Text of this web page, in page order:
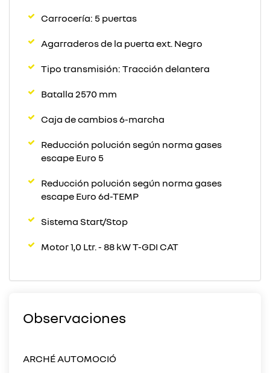
Carrocería: 5 puertas
Agarraderos de la puerta ext. Negro
Tipo transmisión: Tracción delantera
Batalla 2570 mm
Caja de cambios 6-marcha
Reducción polución según norma gases
escape Euro 5
Reducción polución según norma gases
escape Euro 6d-TEMP
Sistema Start/Stop
Motor 1,0 Ltr. - 88 kW T-GDI CAT
Observaciones
ARCHÉ AUTOMOCIÓ